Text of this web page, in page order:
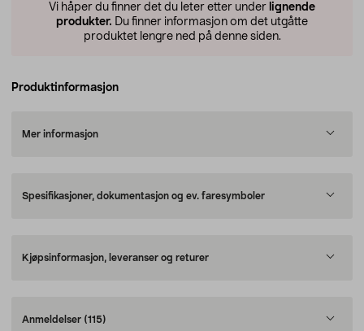
Vi håper du finner det du leter etter under lignende
produkter. Du finner informasjon om det utgåtte
produktet lengre ned på denne siden.
Produktinformasjon
Mer informasjon
Spesifikasjoner, dokumentasjon og ev. faresymboler
Kjøpsinformasjon, leveranser og returer
Anmeldelser (115)